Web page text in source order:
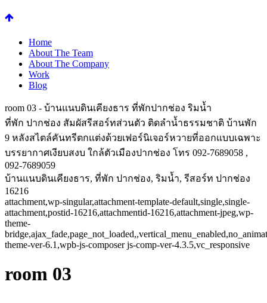
Home
About The Team
About The Company
Work
Blog
room 03 - บ้านแนบดินเคียงธาร ที่พักปากช่อง ริมน้ำ
ที่พัก ปากช่อง สัมผัสรีสอร์ทส่วนตัว ติดลำน้ำธรรมชาติ บ้านพัก
9 หลังสไตล์คันทรีตกแต่งด้วยเฟอร์นิเจอร์หวายที่ออกแบบเฉพาะ
บรรยากาศเงียบสงบ ใกล้ตัวเมืองปากช่อง โทร 092-7689058 ,
092-7689059
บ้านแนบดินเคียงธาร, ที่พัก ปากช่อง, ริมน้ำ, รีสอร์ท ปากช่อง
16216
attachment,wp-singular,attachment-template-default,single,single-
attachment,postid-16216,attachmentid-16216,attachment-jpeg,wp-
theme-
theme-ver-6.1,wpb-js-composer js-comp-ver-4.3.5,vc_responsive
room 03